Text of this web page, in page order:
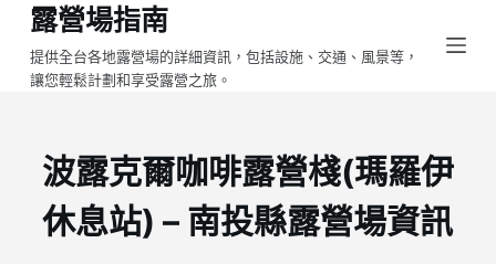
跳
至
主
露營場指南
提供全台各地露營場的詳細資訊，包括設施、交通、風景等，
讓您輕鬆計劃和享受露營之旅。
波露克爾咖啡露營棧(瑪羅伊
休息站) – 南投縣露營場資訊